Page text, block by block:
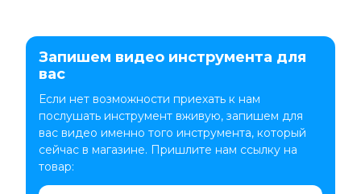
Запишем видео инструмента для
вас
Если нет возможности приехать к нам
послушать инструмент вживую, запишем для
вас видео именно того инструмента, который
сейчас в магазине. Пришлите нам ссылку на
товар: